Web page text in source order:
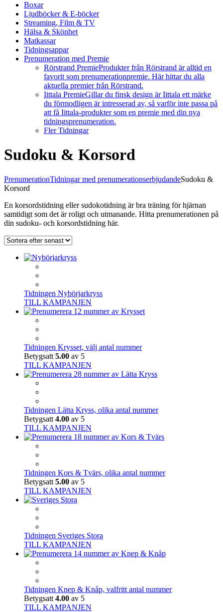
Boxar
Ljudböcker & E-böcker
Streaming, Film & TV
Hälsa & Skönhet
Matkassar
Tidningsappar
Prenumeration med Premie
Rörstrand PremieProdukter från Rörstrand är alltid en
favorit som prenumerationpremie. Här hittar du alla
aktuella premier från Rörstrand.
Iittala PremieGillar du finsk design är Iittala ett märke
du förmodligen är intresserad av, så varför inte passa på
att få Iittala-produkter som en premie med din nya
tidningsprenumeration.
Fler Tidningar
Sudoku & Korsord
PrenumerationTidningar med prenumerationserbjudandeSudoku &
Korsord
En korsordstidning eller sudokotidning är bra träning för hjärnan
samtidigt som det är roligt och utmanande. Hitta prenumerationen på
din sudoku- och korsordstidning här.
Tidningen Nybörjarkryss
TILL KAMPANJEN
Tidningen Krysset, välj antal nummer
Betygsatt 5.00 av 5
TILL KAMPANJEN
Tidningen Lätta Kryss, olika antal nummer
Betygsatt 4.00 av 5
TILL KAMPANJEN
Tidningen Kors & Tvärs, olika antal nummer
Betygsatt 5.00 av 5
TILL KAMPANJEN
Tidningen Sveriges Stora
TILL KAMPANJEN
Tidningen Knep & Knåp, valfritt antal nummer
Betygsatt 4.00 av 5
TILL KAMPANJEN